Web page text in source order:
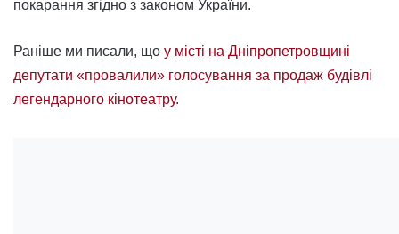
покарання згідно з законом України.
Раніше ми писали, що у місті на Дніпропетровщині
депутати «провалили» голосування за продаж будівлі
легендарного кінотеатру.